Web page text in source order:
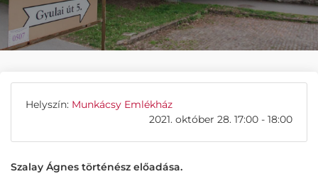
Helyszín: Munkácsy Emlékház
2021. október 28. 17:00 - 18:00
Szalay Ágnes történész előadása.